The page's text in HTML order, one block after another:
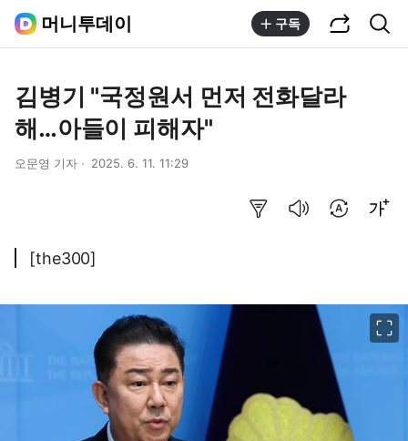
머니투데이 구독
김병기 "국정원서 먼저 전화달라
해…아들이 피해자"
오문영 기자 2025. 6. 11. 11:29
[the300]